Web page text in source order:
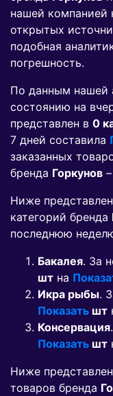
нашей компанией
открытых
подобная
погрешность.
По данным нашей
состоянию на
представлен в 0
7 дней составила
заказанных
бренда Горкунов –
Ниже
категорий бренда
последнюю
Бакалея. За
шт на
Икра рыбы.
Показать шт
Консервация
Показать шт
Ниже
товаров бренда